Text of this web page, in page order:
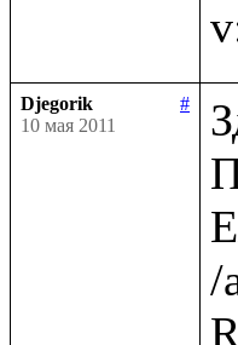
Djegorik
#
10 мая 2011
/